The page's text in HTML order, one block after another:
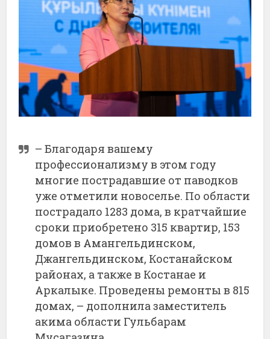
– Благодаря вашему
профессионализму в этом году
многие пострадавшие от паводков
уже отметили новоселье. По области
пострадало 1283 дома, в кратчайшие
сроки приобретено 315 квартир, 153
домов в Амангельдинском,
Джангельдинском, Костанайском
районах, а также в Костанае и
Аркалыке. Проведены ремонты в 815
домах, – дополнила заместитель
акима области Гульбарам